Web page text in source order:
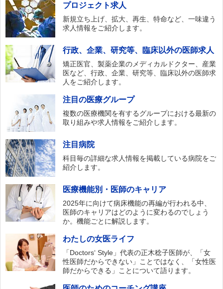
プロジェクト求人
新規立ち上げ、拡大、再生、特命など、一味違う
求人情報をご紹介します。
行政、企業、研究等、臨床以外の医師求人
矯正医官、製薬企業のメディカルドクター、産業
医など、行政、企業、研究等、臨床以外の医師求
人をご紹介します。
注目の医療グループ
複数の医療機関を有するグループにおける最新の
取り組みや求人情報をご紹介します。
注目病院
科目毎の詳細な求人情報を掲載している病院をご
紹介します。
医療機能別・医師のキャリア
2025年に向けて病床機能の再編が行われる中、
医師のキャリアはどのように変わるのでしょう
か。機能ごとに解説します。
わたしの女医ライフ
「Doctors‘ Style」代表の正木稔子医師が、「女
性医師だからできない」ことではなく、「女性医
師だからできる」ことについて語ります。